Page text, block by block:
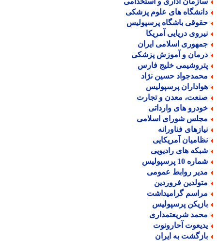
های علوم پزشکی
باشگاه پرسپولیس
دریایی آمریکا
اسلامی ایران
و آموزش پزشکی
خلیج فارس
حسین نژاد
پرسپولیس
معدن و تجارت
های وارداتی
شورای اسلامی
فناورانه
آمریکایی
های رادیویی
10 پرسپولیس
روابط عمومی
فروردین
گرامیداشت
پرسپولیس
شریعتمداری
آحارونوت
به ایران